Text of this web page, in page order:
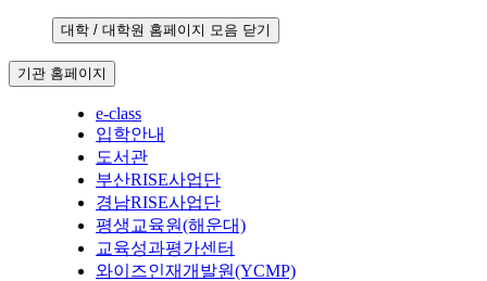
대학 / 대학원 홈페이지 모음 닫기
기관 홈페이지
e-class
입학안내
도서관
부산RISE사업단
경남RISE사업단
평생교육원(해운대)
교육성과평가센터
와이즈인재개발원(YCMP)